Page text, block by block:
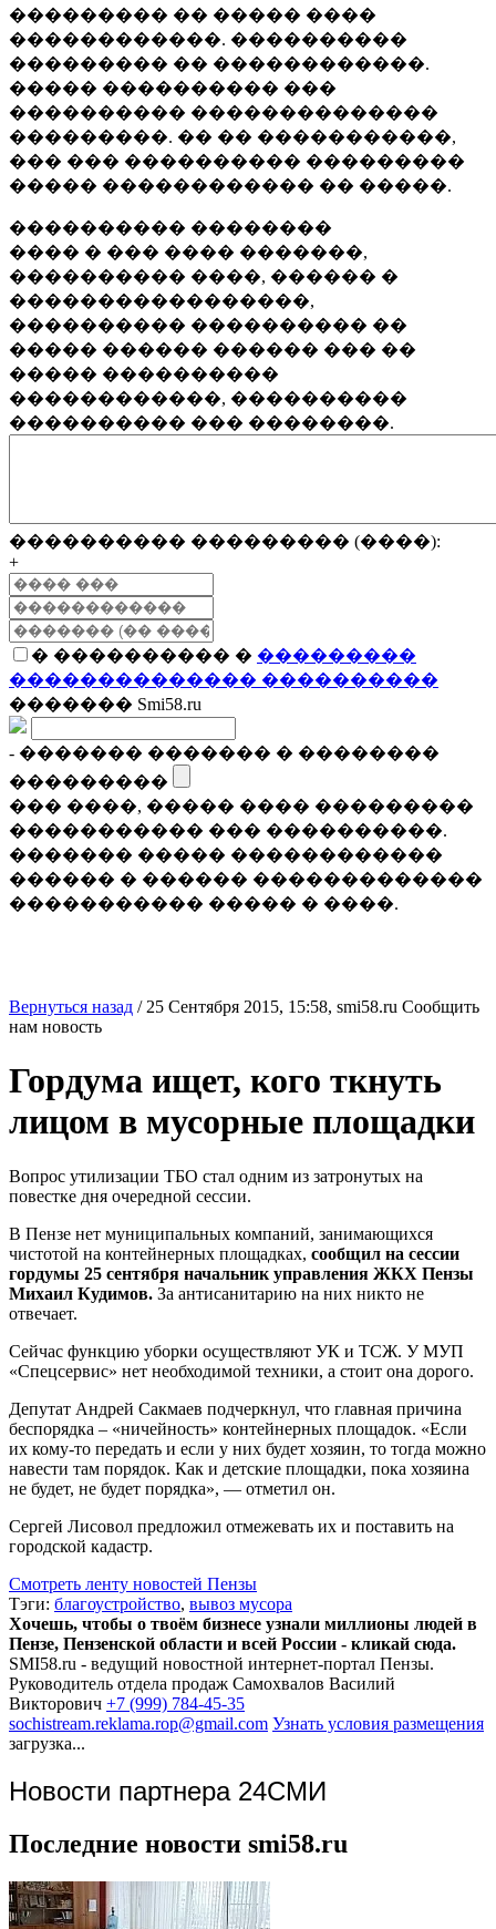
��������� �� ����� ����
������������. ����������
��������� �� ������������.
����� ���������� ���
���������� ��������������
���������. �� �� �����������,
��� ��� ���������� ���������
����� ������������ �� �����.
���������� ��������
���� � ��� ���� �������,
���������� ����, ������ �
�����������������,
���������� ���������� ��
����� ������ ������ ��� ��
����� ����������
������������, ����������
���������� ��� ��������.
���������� ��������� (����):
+
� ���������� � ���������
�������������� ����������
������� Smi58.ru
- ������� ������� � ��������
���������
��� ����, ����� ���� ���������
����������� ��� ����������.
������� ����� ������������
������ � ������ �������������
����������� ����� � ����.
Вернуться назад / 25 Сентября 2015, 15:58, smi58.ru Сообщить
нам новость
Гордума ищет, кого ткнуть
лицом в мусорные площадки
Вопрос утилизации ТБО стал одним из затронутых на
повестке дня очередной сессии.
В Пензе нет муниципальных компаний, занимающихся
чистотой на контейнерных площадках, сообщил на сессии
гордумы 25 сентября начальник управления ЖКХ Пензы
Михаил Кудимов. За антисанитарию на них никто не
отвечает.
Сейчас функцию уборки осуществляют УК и ТСЖ. У МУП
«Спецсервис» нет необходимой техники, а стоит она дорого.
Депутат Андрей Сакмаев подчеркнул, что главная причина
беспорядка – «ничейность» контейнерных площадок. «Если
их кому-то передать и если у них будет хозяин, то тогда можно
навести там порядок. Как и детские площадки, пока хозяина
не будет, не будет порядка», — отметил он.
Сергей Лисовол предложил отмежевать их и поставить на
городской кадастр.
Смотреть ленту новостей Пензы
Тэги: благоустройство, вывоз мусора
Хочешь, чтобы о твоём бизнесе узнали миллионы людей в
Пензе, Пензенской области и всей России - кликай сюда.
SMI58.ru - ведущий новостной интернет-портал Пензы.
Руководитель отдела продаж Самохвалов Василий
Викторович +7 (999) 784-45-35
sochistream.reklama.rop@gmail.com Узнать условия размещения
загрузка...
Новости партнера 24СМИ
Последние новости smi58.ru